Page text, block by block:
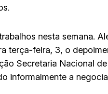
nesta semana.
terça-feira, 3, o
Secretaria Nacional
informalmente a